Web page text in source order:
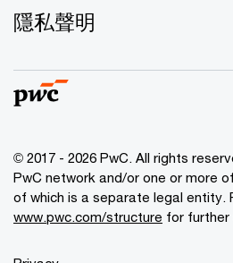
隱私聲明
© 2017 - 2026 PwC. All rights
PwC network and/or one or more
of which is a separate legal entity.
www.pwc.com/structure for further